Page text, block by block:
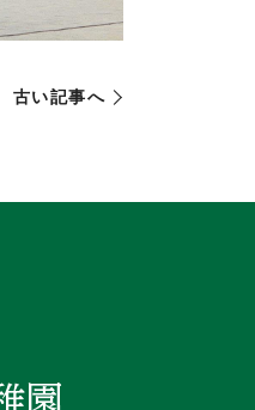
古い記事へ